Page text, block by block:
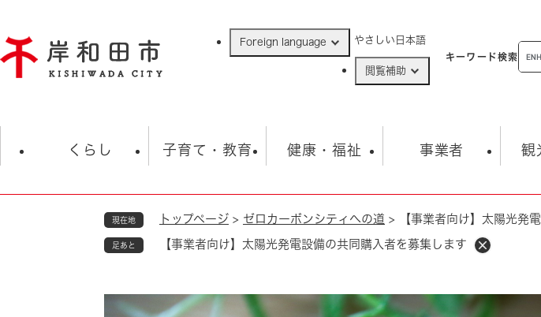
ジ
の
Foreign language やさしい日本語
閲覧補助
キーワード検索
くらし
住民票・戸籍
ごみ・衛生・動物 救急・消防
子育て・教育
学校 子育て
健康・福祉
福祉・健康・生活 生涯学習
事業者
入札・契約情報
環境
観
観光 観光スポット
市の概要
市政
オープ
現在地 トップページ > ゼロカーボンシティへの道 > 【事業者向け】太陽光発
足あと 【事業者向け】太陽光発電設備の共同購入者を募集します